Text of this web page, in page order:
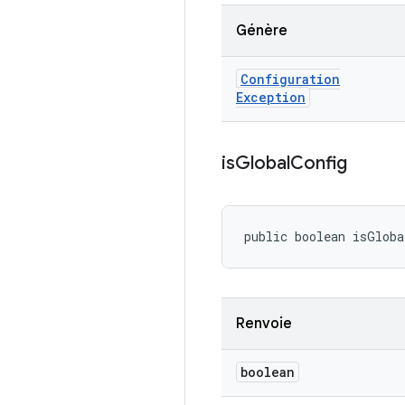
Génère
Configuration
Exception
isGlobalConfig
public boolean
Renvoie
boolean